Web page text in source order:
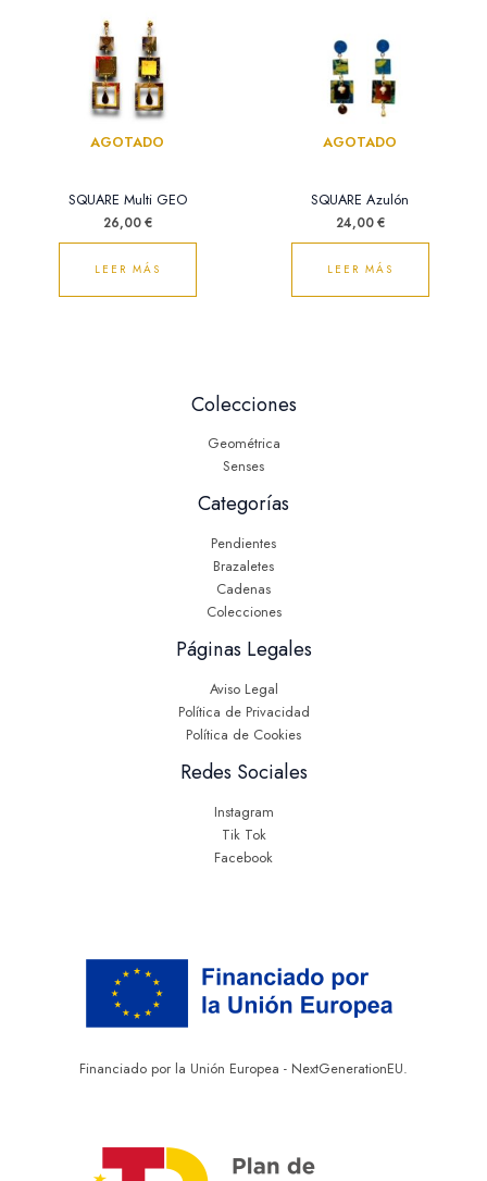
AGOTADO
SQUARE Multi GEO
26,00€
LEER MÁS
AGOTADO
SQUARE Azulón
24,00€
LEER MÁS
Colecciones
Geométrica
Senses
Categorías
Pendientes
Brazaletes
Cadenas
Colecciones
Páginas Legales
Aviso Legal
Política de Privacidad
Política de Cookies
Redes Sociales
Instagram
Tik Tok
Facebook
Financiado por la Unión Europea - NextGenerationEU.